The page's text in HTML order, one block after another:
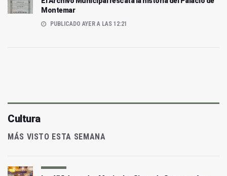
Montemar
PUBLICADO AYER A LAS 12:21
Cultura
MÁS VISTO ESTA SEMANA